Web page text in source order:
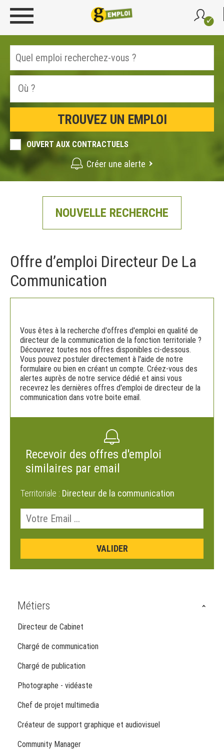
OUVERT AUX CONTRACTUELS
Créer une alerte
NOUVELLE RECHERCHE
Offre d’emploi Directeur De La
Communication
Vous êtes à la recherche d'offres d'emploi en qualité de
directeur de la communication de la fonction territoriale ?
Découvrez toutes nos offres disponibles ci-dessous.
Vous pouvez postuler directement à l'aide de notre
formulaire ou bien en créant un compte. Créez-vous des
alertes auprès de notre service dédié et ainsi vous
recevrez les dernières offres d'emploi de directeur de la
communication dans votre boite email.
Recevoir des offres d'emploi
similaires par email
Territoriale : Directeur de la communication
Métiers
Directeur de Cabinet
Chargé de communication
Chargé de publication
Photographe - vidéaste
Chef de projet multimedia
Créateur de support graphique et audiovisuel
Community Manager